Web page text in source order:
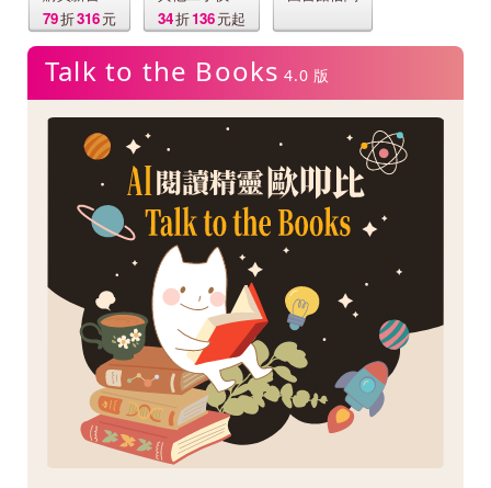
79折316元
34折136元起
Talk to the Books 4.0 版